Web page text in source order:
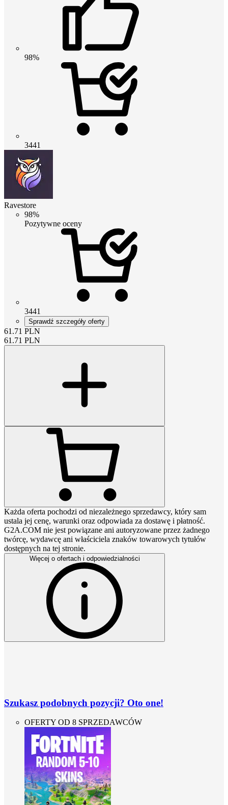
98%
3441
Ravestore
98%
Pozytywne oceny
3441
Sprawdź szczegóły oferty
61.71 PLN
61.71 PLN
Każda oferta pochodzi od niezależnego sprzedawcy, który sam
ustala jej cenę, warunki oraz odpowiada za dostawę i płatność.
G2A.COM nie jest powiązane ani autoryzowane przez żadnego
twórcę, wydawcę ani właściciela znaków towarowych tytułów
dostępnych na tej stronie.
Więcej o ofertach i odpowiedzialności
Szukasz podobnych pozycji? Oto one!
OFERTY OD 8 SPRZEDAWCÓW